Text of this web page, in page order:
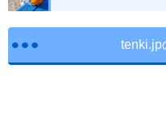
tenki.jp